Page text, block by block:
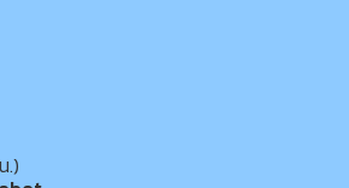
.)